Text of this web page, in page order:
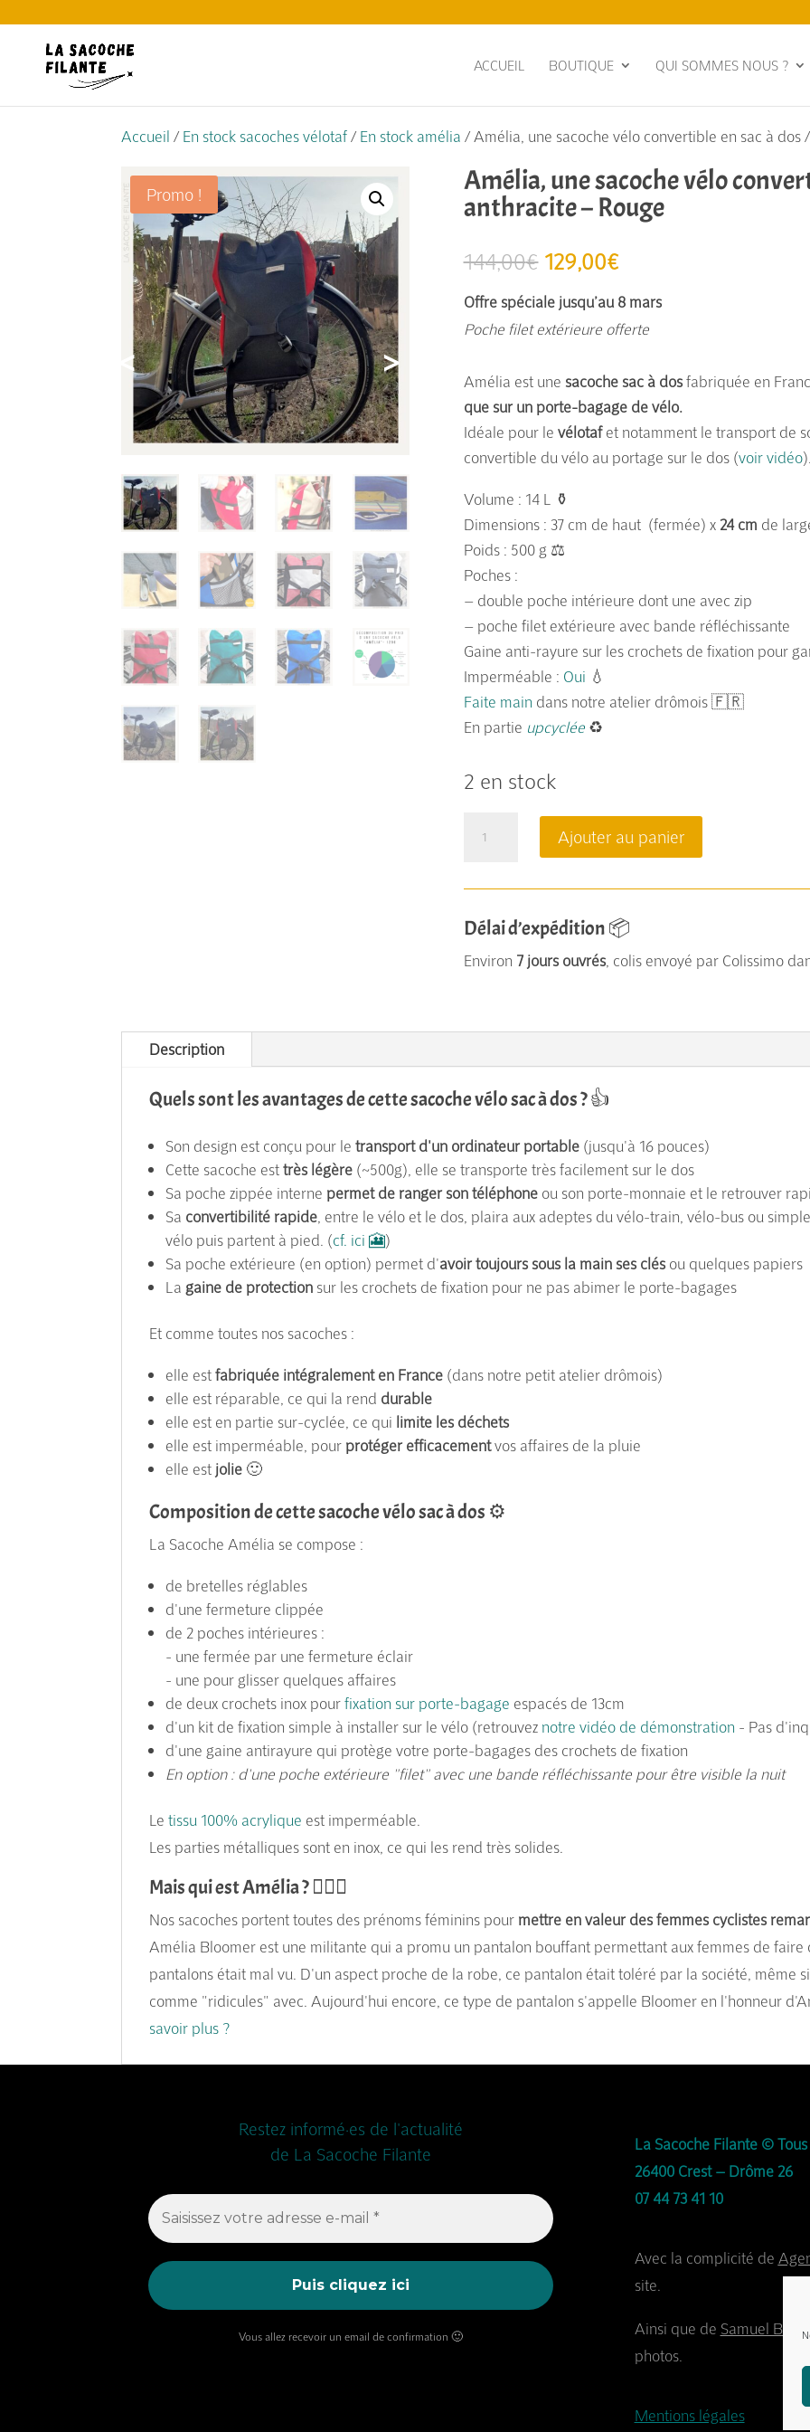
ACCUEIL BOUTIQUE QUI SOMMES NOUS ?
Accueil /En stock sacoches vélotaf/En stock amélia / Amélia, une sacoche vélo convertible en sac à dos
Promo ! Amélia, une sacoche vélo
anthracite – Rouge
144,00€ Le
initial
était :
144,00€.
129,00€Le
actuel
est :
129,00€.
Offre spéciale jusqu’au 8 mars
Poche filet extérieure offerte
Amélia est une sacoche sac à dosfabriquée en
que sur un porte-bagage de vélo.
Idéale pour le vélotafet notamment le transport de
convertible du vélo au portage sur le dos (voir vidéo).
Volume : 14 L ⚱️
Dimensions : 37 cm de haut (fermée) x 24 cm de
Poids : 500 g ⚖️
Poches :
– double poche intérieure dont une avec zip
– poche filet extérieure avec bande réfléchissante
Gaine anti-rayure sur les crochets de fixation pour
Imperméable : Oui 💧
Faite main dans notre atelier drômois 🇫🇷
En partie upcyclée ♻️
2 en stock
sacoche
vélo
à
dos
anthracite
-
Rouge
Ajouter au panier
Délai d’expédition 📦
Environ 7 jours ouvrés, colis envoyé par Colissimo
Description
Quels sont les avantages de cette sacoche vélo sac à dos ? 👍
Son design est conçu pour letransport d'un ordinateur portable (jusqu'à 16 pouces)
Cette sacoche esttrès légère (~500g), elle se transporte très facilement sur le dos
Sa poche zippée interne permet de ranger son téléphone ou son porte-monnaie et le retrouver
Sa convertibilité rapide, entre le vélo et le dos, plaira aux adeptes du vélo-train, vélo-bus ou
vélo puis partent à pied. (cf. ici 🎦)
Sa poche extérieure (en option) permet d'avoir toujours sous la main ses clés ou quelques papiers
Lagaine de protection sur les crochets de fixation pour ne pas abimer le porte-bagages
Et comme toutes nos sacoches :
elle estfabriquée intégralement en France (dans notre petit atelier drômois)
elle est réparable, ce qui la rend durable
elle est en partie sur-cyclée, ce qui limite les déchets
elle est imperméable, pour protéger efficacementvos affaires de la pluie
elle est jolie 🙂
Composition de cette sacoche vélo sac à dos ⚙️
La Sacoche Amélia se compose :
de bretelles réglables
d'une fermeture clippée
de 2 poches intérieures :
- une fermée par une fermeture éclair
- une pour glisser quelques affaires
de deux crochets inox pourfixation sur porte-bagage espacés de 13cm
d'un kit de fixation simple à installer sur le vélo (retrouvez notre vidéo de démonstration - Pas
d'une gaine antirayure qui protège votre porte-bagages des crochets de fixation
En option : d'une poche extérieure "filet" avec une bande réfléchissante pour être visible la nuit
Letissu 100% acrylique est imperméable.
Les parties métalliques sont en inox, ce qui les rend très solides.
Mais qui est Amélia ? 🚵🏻‍♀️
Nos sacoches portent toutes des prénoms féminins pour mettre en valeur des femmes cyclistes
Amélia Bloomer est une militante qui a promu un pantalon bouffant permettant aux femmes de
pantalons était mal vu. D'un aspect proche de la robe, ce pantalon était toléré par la société, même
comme "ridicules" avec. Aujourd'hui encore, ce type de pantalon s'appelle Bloomer en l'honneur
savoir plus ?
Restez informé·es de l'actualité
de La Sacoche Filante
Vous allez recevoir un email de confirmation 🙂
La Sacoche Filante ©
26400 Crest – Drôme 26
07 44 73 41 10
Avec la complicité de
site.
Ainsi que de Samuel
photos.
Mentions légales